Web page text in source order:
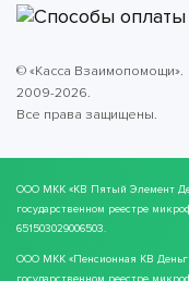
© «Касса Взаимопомощи».
2009-2026.
Все права защищены.
ООО МКК «КВ Пятый Элемент
государственном реестре
651503029006503.
ООО МКК «Пенсионная КВ